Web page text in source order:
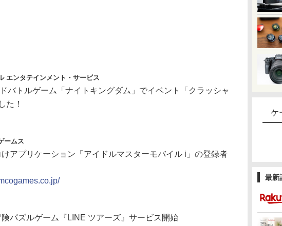
ケ
最新
エンタテインメント・サービス
バトルゲーム「ナイトキングダム」でイベント「クラッシャ
た！
ームス
アプリケーション「アイドルマスターモバイル i」の登録者
険パズルゲーム『LINE ツアーズ』サービス開始